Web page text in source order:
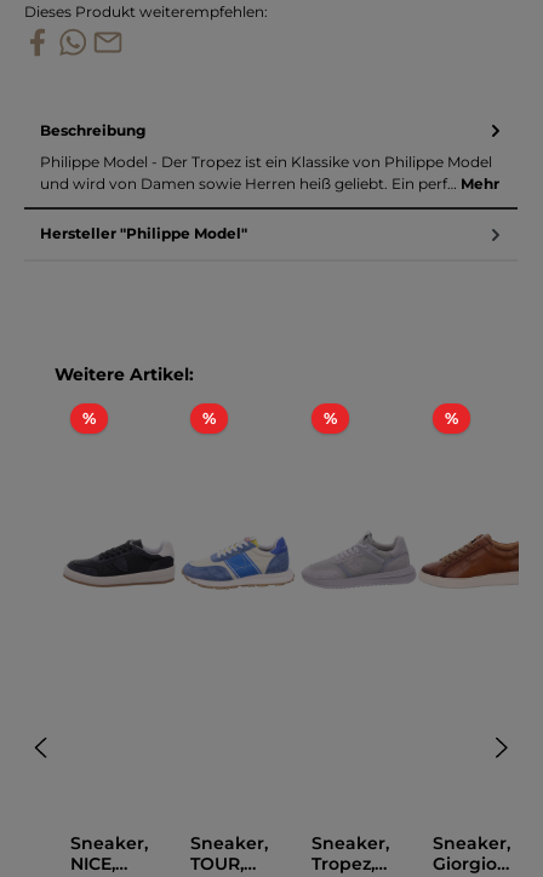
Dieses Produkt weiterempfehlen:
Beschreibung
Philippe Model - Der Tropez ist ein Klassike von Philippe Model
und wird von Damen sowie Herren heiß geliebt. Ein perf… Mehr
Hersteller "Philippe Model"
Produktgalerie überspringen
Weitere Artikel:
%Rabatt
Sneaker,
NICE,
%Rabatt
Sneaker,
TOUR,
%Rabatt
Sneaker,
Tropez,
%Rabatt
Sneaker,
Giorgio